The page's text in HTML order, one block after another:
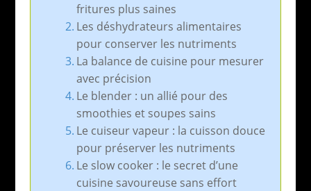
fritures plus saines
Les déshydrateurs alimentaires
pour conserver les nutriments
La balance de cuisine pour mesurer
avec précision
Le blender : un allié pour des
smoothies et soupes sains
Le cuiseur vapeur : la cuisson douce
pour préserver les nutriments
Le slow cooker : le secret d’une
cuisine savoureuse sans effort